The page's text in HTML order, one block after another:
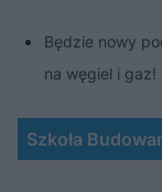
Będzie nowy
na węgiel i gaz!
Szkoła